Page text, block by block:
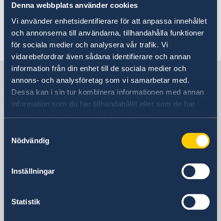
Denna webbplats använder cookies
Vi använder enhetsidentifierare för att anpassa innehållet
och annonserna till användarna, tillhandahålla funktioner
för sociala medier och analysera vår trafik. Vi
vidarebefordrar även sådana identifierare och annan
information från din enhet till de sociala medier och
annons- och analysföretag som vi samarbetar med.
Dessa kan i sin tur kombinera informationen med annan
information som du har tillhandahållit eller som de har
samlat in när du har använt deras tjänster.
Nödvändig
Inställningar
Statistik
Senast uppdaterad 04 juni 2020, 11.02
Sverige i Egypten
SVERIGES AMBASSAD
13, Mohamed Mazhar St.
Postadress
Zamalek, Cairo